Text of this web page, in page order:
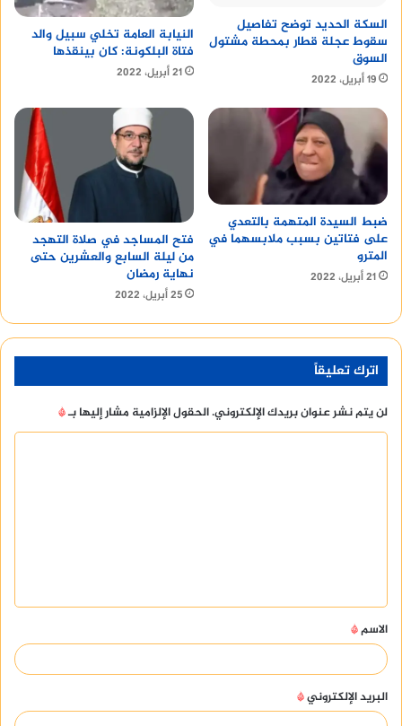
السكة الحديد توضح تفاصيل
سقوط عجلة قطار بمحطة مشتول
السوق
19 أبريل، 2022
النيابة العامة تخلي سبيل والد
فتاة البلكونة: كان بينقذها
21 أبريل، 2022
ضبط السيدة المتهمة بالتعدي
على فتاتين بسبب ملابسهما في
المترو
21 أبريل، 2022
فتح المساجد في صلاة التهجد
من ليلة السابع والعشرين حتى
نهاية رمضان
25 أبريل، 2022
اترك تعليقاً
لن يتم نشر عنوان بريدك الإلكتروني.الحقول الإلزامية مشار إليها بـ*
ق
*
الاسم*
البريد الإلكتروني*